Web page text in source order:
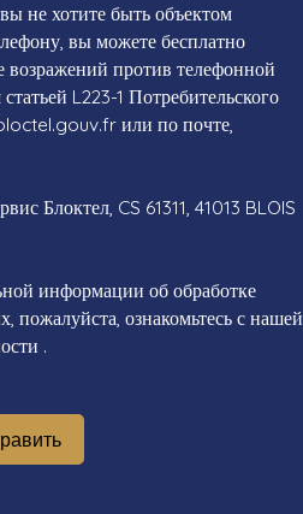
не хотите быть объектом
вы можете бесплатно
возражений против телефонной
L223-1 Потребительского
или по почте,
Блоктел, CS 61311, 41013 BLOIS
информации об обработке
пожалуйста, ознакомьтесь с нашей
.